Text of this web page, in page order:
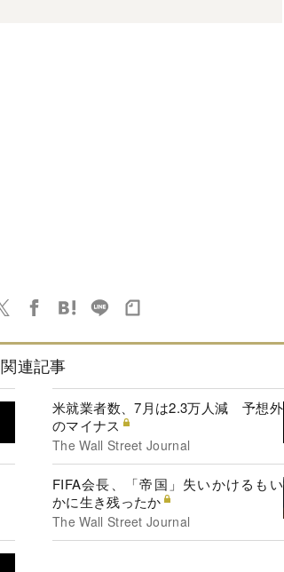
関連記事
米就業者数、7月は2.3万人減 予想外
のマイナス
The Wall Street Journal
FIFA会長、「帝国」失いかけるもい
かに生き残ったか
The Wall Street Journal